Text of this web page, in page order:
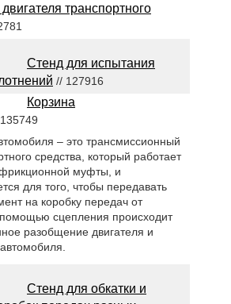
транспортного
Стенд для испытания
// 127916
Корзина
– это трансмиссионный
средства, который работает
муфты, и
для того, чтобы передавать
на коробку передач от
сцепления происходит
разобщение двигателя и
Стенд для обкатки и